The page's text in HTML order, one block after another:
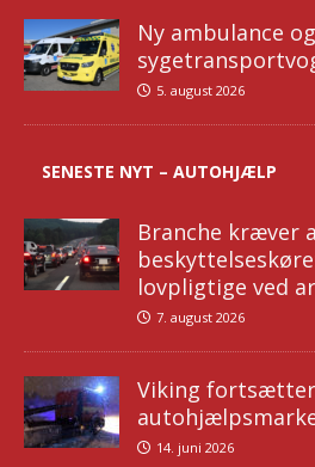
Ny ambulance
5. august 2026
SENESTE NYT – AUTOHJÆLP
Branche kræver
lovpligtige ved
7. august 2026
Viking
14. juni 2026